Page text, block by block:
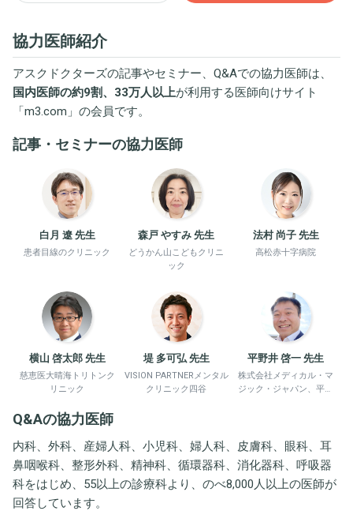
協力医師紹介
アスクドクターズの記事やセミナー、Q&Aでの協力医師は、
国内医師の約9割、33万人以上が利用する医師向けサイト
「m3.com 」の会員です。
記事・セミナーの協力医師
白月 遼 先生
患者目線のクリニック
森戸 やすみ 先生
どうかん山こどもクリニ
ック
法村 尚子 先生
高松赤十字病院
横山 啓太郎 先生
慈恵医大晴海トリトンク
リニック
堤 多可弘 先生
VISION PARTNERメンタル
クリニック四谷
平野井 啓一 先生
株式会社メディカル・マ
ジック・ジャパン、平野
Q&Aの協力医師
内科、外科、産婦人科、小児科、婦人科、皮膚科、眼科、耳
鼻咽喉科、整形外科、精神科、循環器科、消化器科、呼吸器
科をはじめ、55以上の診療科より、のべ8,000人以上の医師が
回答しています。